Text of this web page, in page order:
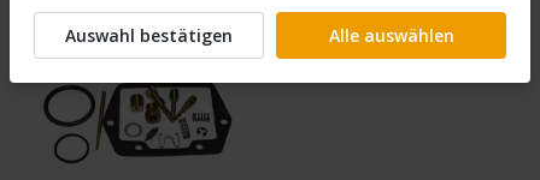
Auswahl bestätigen Alle auswählen